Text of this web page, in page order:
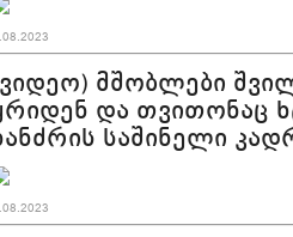
მშობლები
და თვითონაც
საშინელი